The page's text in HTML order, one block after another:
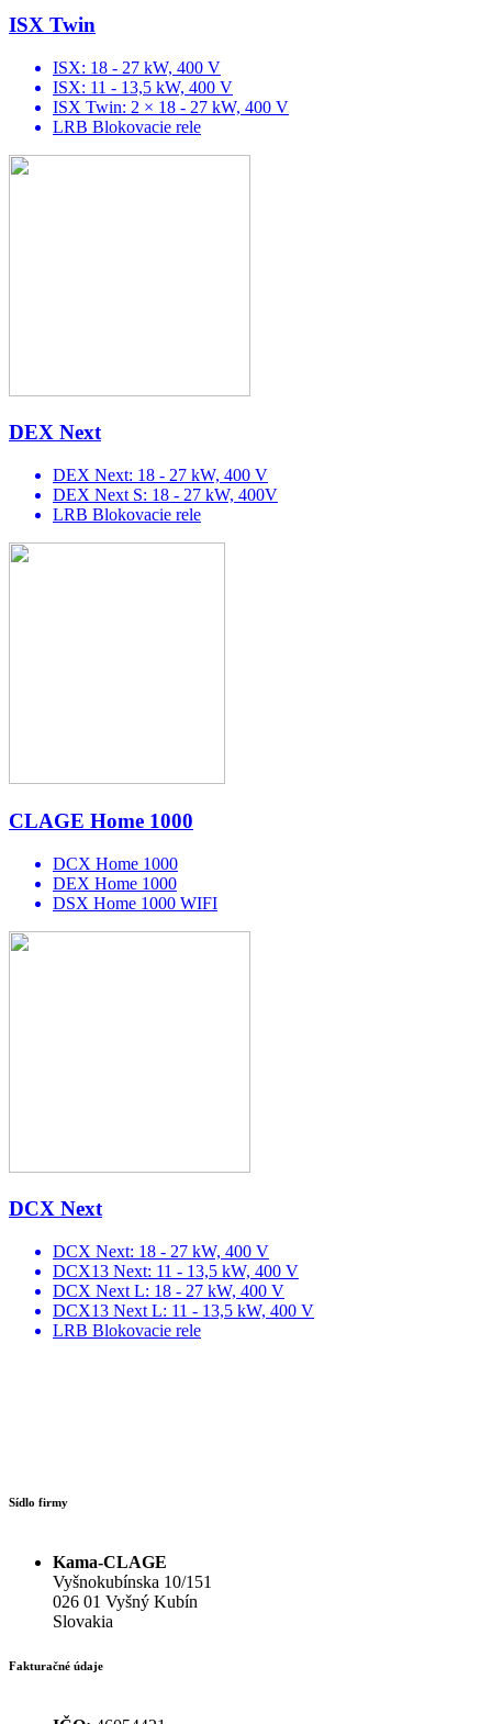
ISX Twin
ISX: 18 - 27 kW, 400 V
ISX: 11 - 13,5 kW, 400 V
ISX Twin: 2 × 18 - 27 kW, 400 V
LRB Blokovacie rele
DEX Next
DEX Next: 18 - 27 kW, 400 V
DEX Next S: 18 - 27 kW, 400V
LRB Blokovacie rele
CLAGE Home 1000
DCX Home 1000
DEX Home 1000
DSX Home 1000 WIFI
DCX Next
DCX Next: 18 - 27 kW, 400 V
DCX13 Next: 11 - 13,5 kW, 400 V
DCX Next L: 18 - 27 kW, 400 V
DCX13 Next L: 11 - 13,5 kW, 400 V
LRB Blokovacie rele
Sídlo firmy
Kama-CLAGE
Vyšnokubínska 10/151
026 01 Vyšný Kubín
Slovakia
Fakturačné údaje